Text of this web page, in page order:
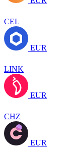
CEL
EUR
LINK
EUR
CHZ
EUR